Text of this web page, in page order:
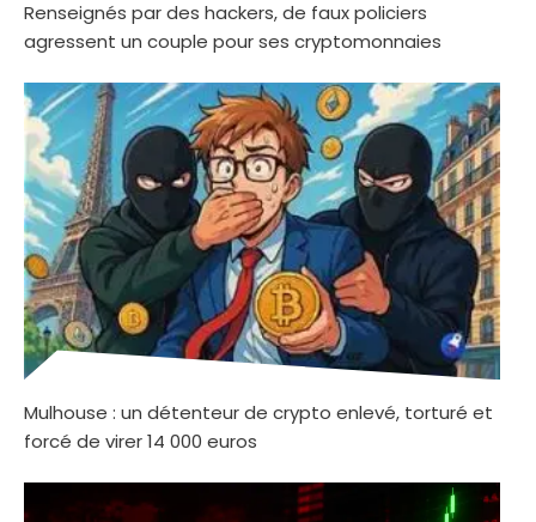
Renseignés par des hackers, de faux policiers
agressent un couple pour ses cryptomonnaies
Mulhouse : un détenteur de crypto enlevé, torturé et
forcé de virer 14 000 euros